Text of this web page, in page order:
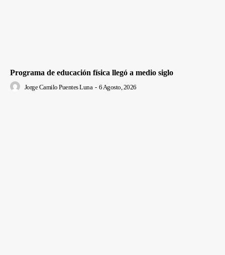
Programa de educación física llegó a medio siglo
Jorge Camilo Puentes Luna - 6 Agosto, 2026